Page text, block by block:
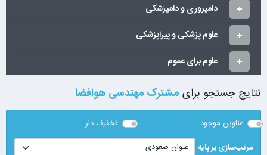
دامپروری و دامپزشکی
علوم پزشکی و پیراپزشکی
علوم برای عموم
نتایج جستجو برای مشترک مهندسی هوافضا
عناوین موجود
تخفیف دار
مرتب‌سازی بر پایه